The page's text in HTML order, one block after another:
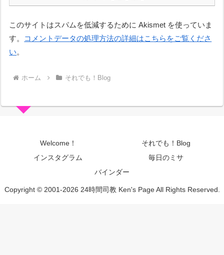
このサイトはスパムを低減するために Akismet を使っていま
す。
コメントデータの処理方法の詳細はこちらをご覧くださ
い。
ホーム それでも！Blog
Welcome！
それでも！Blog
インスタグラム
毎日のミサ
バインダー
Copyright © 2001-2026 24時間司教 Ken's Page All Rights Reserved.